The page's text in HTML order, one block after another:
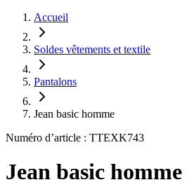
Accueil
Soldes vêtements et textile
Pantalons
Jean basic homme
Numéro d’article : TTEXK743
Jean basic homme